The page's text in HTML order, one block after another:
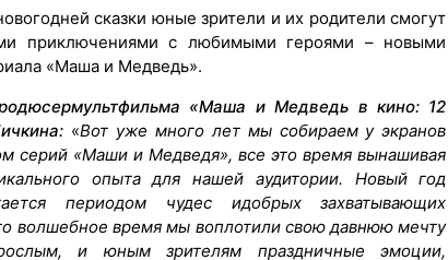
сказки юные зрители и их родители смогут
приключениями с любимыми героями – новыми
«Маша и Медведь».
мультфильма «Маша и Медведь в кино: 12
а: «Вот уже много лет мы собираем у экранов
серий «Маши и Медведя», все это время вынашивая
опыта для нашей аудитории. Новый год
периодом чудес идобрых захватывающих
волшебное время мы воплотили свою давнюю мечту
и юным зрителям праздничные эмоции,